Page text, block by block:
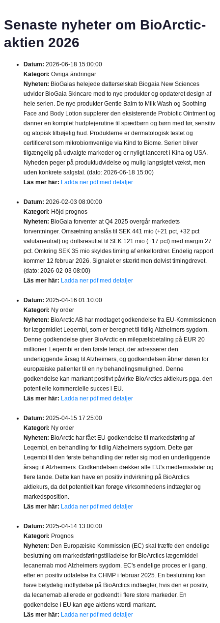
Senaste nyheter om BioArctic-
aktien 2026
Datum: 2026-06-18 15:00:00
Kategori: Övriga ändringar
Nyheten: BioGaias helejede datterselskab Biogaia New Sciences
udvider BioGaia Skincare med to nye produkter og opdateret design af
hele serien. De nye produkter Gentle Balm to Milk Wash og Soothing
Face and Body Lotion supplerer den eksisterende Probiotic Ointment og
danner en komplet hudplejerutine til spædbørn og børn med tør, sensitiv
og atopisk tilbøjelig hud. Produkterne er dermatologisk testet og
certificeret som mikrobiomvenlige via Kind to Biome. Serien bliver
tilgængelig på udvalgte markeder og er nyligt lanceret i Kina og USA.
Nyheden peger på produktudvidelse og mulig langsigtet vækst, men
uden konkrete salgstal. (dato: 2026-06-18 15:00)
Läs mer här: Ladda ner pdf med detaljer
Datum: 2026-02-03 08:00:00
Kategori: Höjd prognos
Nyheten: BioGaia forventer at Q4 2025 overgår markedets
forventninger. Omsætning anslås til SEK 441 mio (+21 pct, +32 pct
valutaneutral) og driftsresultat til SEK 121 mio (+17 pct) med margin 27
pct. Omkring SEK 35 mio skyldes timing af enkeltordrer. Endelig rapport
kommer 12 februar 2026. Signalet er stærkt men delvist timingdrevet.
(dato: 2026-02-03 08:00)
Läs mer här: Ladda ner pdf med detaljer
Datum: 2025-04-16 01:10:00
Kategori: Ny order
Nyheten: BioArctic AB har modtaget godkendelse fra EU-Kommissionen
for lægemidlet Leqembi, som er beregnet til tidlig Alzheimers sygdom.
Denne godkendelse giver BioArctic en milepælsbetaling på EUR 20
millioner. Leqembi er den første terapi, der adresserer den
underliggende årsag til Alzheimers, og godkendelsen åbner døren for
europæiske patienter til en ny behandlingsmulighed. Denne
godkendelse kan markant positivt påvirke BioArctics aktiekurs pga. den
potentielle kommercielle succes i EU.
Läs mer här: Ladda ner pdf med detaljer
Datum: 2025-04-15 17:25:00
Kategori: Ny order
Nyheten: BioArctic har fået EU-godkendelse til markedsføring af
Leqembi, en behandling for tidlig Alzheimers sygdom. Dette gør
Leqembi til den første behandling der retter sig mod en underliggende
årsag til Alzheimers. Godkendelsen dækker alle EU's medlemsstater og
flere lande. Dette kan have en positiv indvirkning på BioArctics
aktiekurs, da det potentielt kan forøge virksomhedens indtægter og
markedsposition.
Läs mer här: Ladda ner pdf med detaljer
Datum: 2025-04-14 13:00:00
Kategori: Prognos
Nyheten: Den Europæiske Kommission (EC) skal træffe den endelige
beslutning om markedsføringstilladelse for BioArctics lægemiddel
lecanemab mod Alzheimers sygdom. EC's endelige proces er i gang,
efter en positiv udtalelse fra CHMP i februar 2025. En beslutning kan
have betydelig indflydelse på BioArctics indtægter, hvis den er positiv,
da lecanemab allerede er godkendt i flere store markeder. En
godkendelse i EU kan øge aktiens værdi markant.
Läs mer här: Ladda ner pdf med detaljer